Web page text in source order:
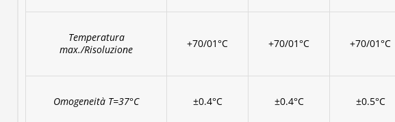
Temperatura
max./Risoluzione
+70/01°C +70/01°C +70/01°C
Omogeneità T=37°C ±0.4°C ±0.4°C ±0.5°C